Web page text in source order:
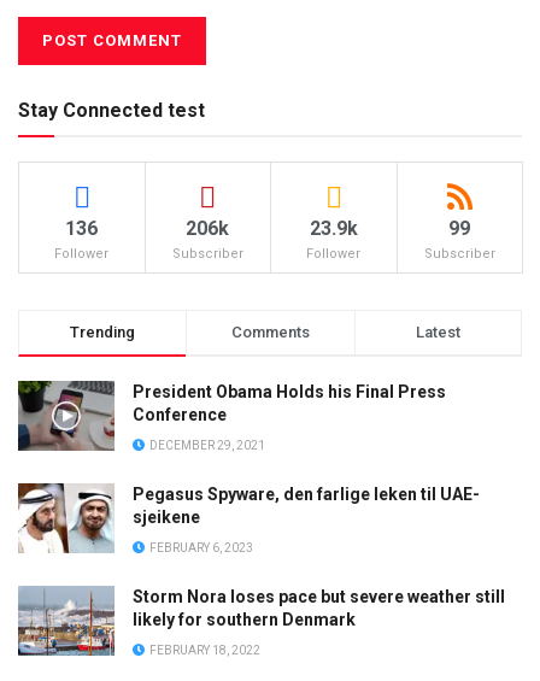
Stay Connected test
136
Follower
206k
Subscriber
23.9k
Follower
99
Subscriber
Trending Comments Latest
President Obama Holds his Final Press
Conference
DECEMBER 29, 2021
Pegasus Spyware, den farlige leken til UAE-
sjeikene
FEBRUARY 6, 2023
Storm Nora loses pace but severe weather still
likely for southern Denmark
FEBRUARY 18, 2022